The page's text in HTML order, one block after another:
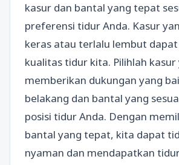
kasur dan bantal yang tepat
preferensi tidur Anda. Kasur
keras atau terlalu lembut
kualitas tidur kita. Pilihlah kasur
memberikan dukungan yang
belakang dan bantal yang
posisi tidur Anda. Dengan
bantal yang tepat, kita dapat
nyaman dan mendapatkan